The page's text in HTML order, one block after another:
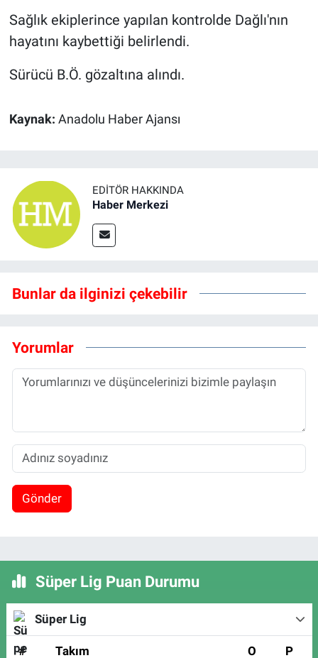
Sağlık ekiplerince yapılan kontrolde Dağlı'nın
hayatını kaybettiği belirlendi.
Sürücü B.Ö. gözaltına alındı.
Kaynak: Anadolu Haber Ajansı
EDITÖR HAKKINDA
Haber Merkezi
Bunlar da ilginizi çekebilir
Yorumlar
Gönder
Süper Lig Puan Durumu
Süper Lig
# Takım O P